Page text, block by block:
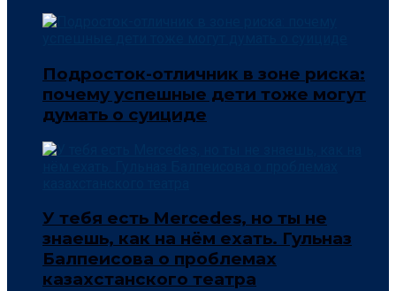
Подросток-отличник в зоне риска:
почему успешные дети тоже могут
думать о суициде
У тебя есть Mercedes, но ты не
знаешь, как на нём ехать. Гульназ
Балпеисова о проблемах
казахстанского театра